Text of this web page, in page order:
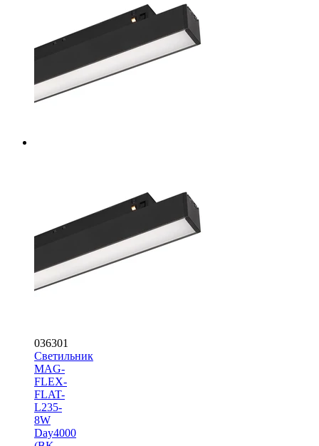
036301
Светильник
MAG-
FLEX-
FLAT-
L235-
8W
Day4000